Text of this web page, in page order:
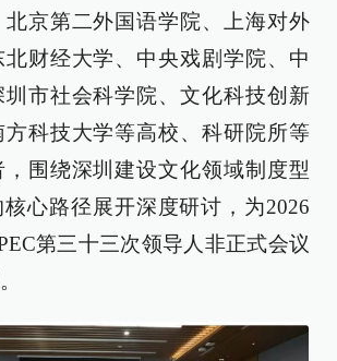
京第二外国语学院、上海对外
财经大学、中央戏剧学院、中
圳市社会科学院、文化科技创新
方科技大学等高校、科研院所等
围绕深圳建设文化领域制度型
心路径展开深度研讨，为2026
第三十三次领导人非正式会议